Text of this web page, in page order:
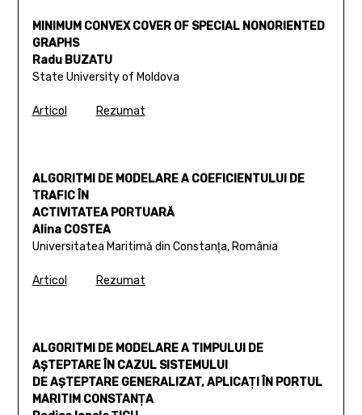
MINIMUM CONVEX COVER OF SPECIAL NONORIENTED
GRAPHS
Radu BUZATU
State University of Moldova
Articol Rezumat
ALGORITMI DE MODELARE A COEFICIENTULUI DE
TRAFIC ÎN
ACTIVITATEA PORTUARĂ
Alina COSTEA
Universitatea Maritimă din Constanţa, România
Articol Rezumat
ALGORITMI DE MODELARE A TIMPULUI DE
AŞTEPTARE ÎN CAZUL SISTEMULUI
DE AŞTEPTARE GENERALIZAT, APLICAŢI ÎN PORTUL
MARITIM CONSTANŢA